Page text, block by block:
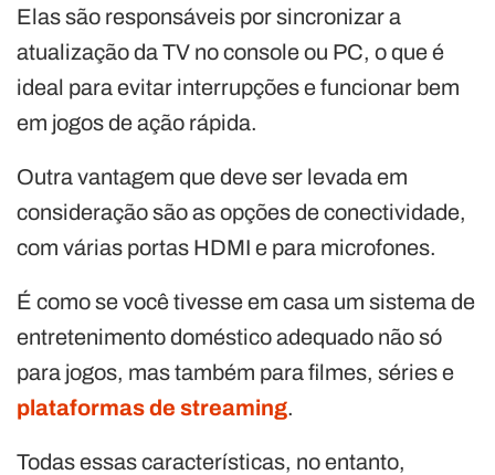
Elas são responsáveis por sincronizar a
atualização da TV no console ou PC, o que é
ideal para evitar interrupções e funcionar bem
em jogos de ação rápida.
Outra vantagem que deve ser levada em
consideração são as opções de conectividade,
com várias portas HDMI e para microfones.
É como se você tivesse em casa um sistema de
entretenimento doméstico adequado não só
para jogos, mas também para filmes, séries e
plataformas de streaming.
Todas essas características, no entanto,